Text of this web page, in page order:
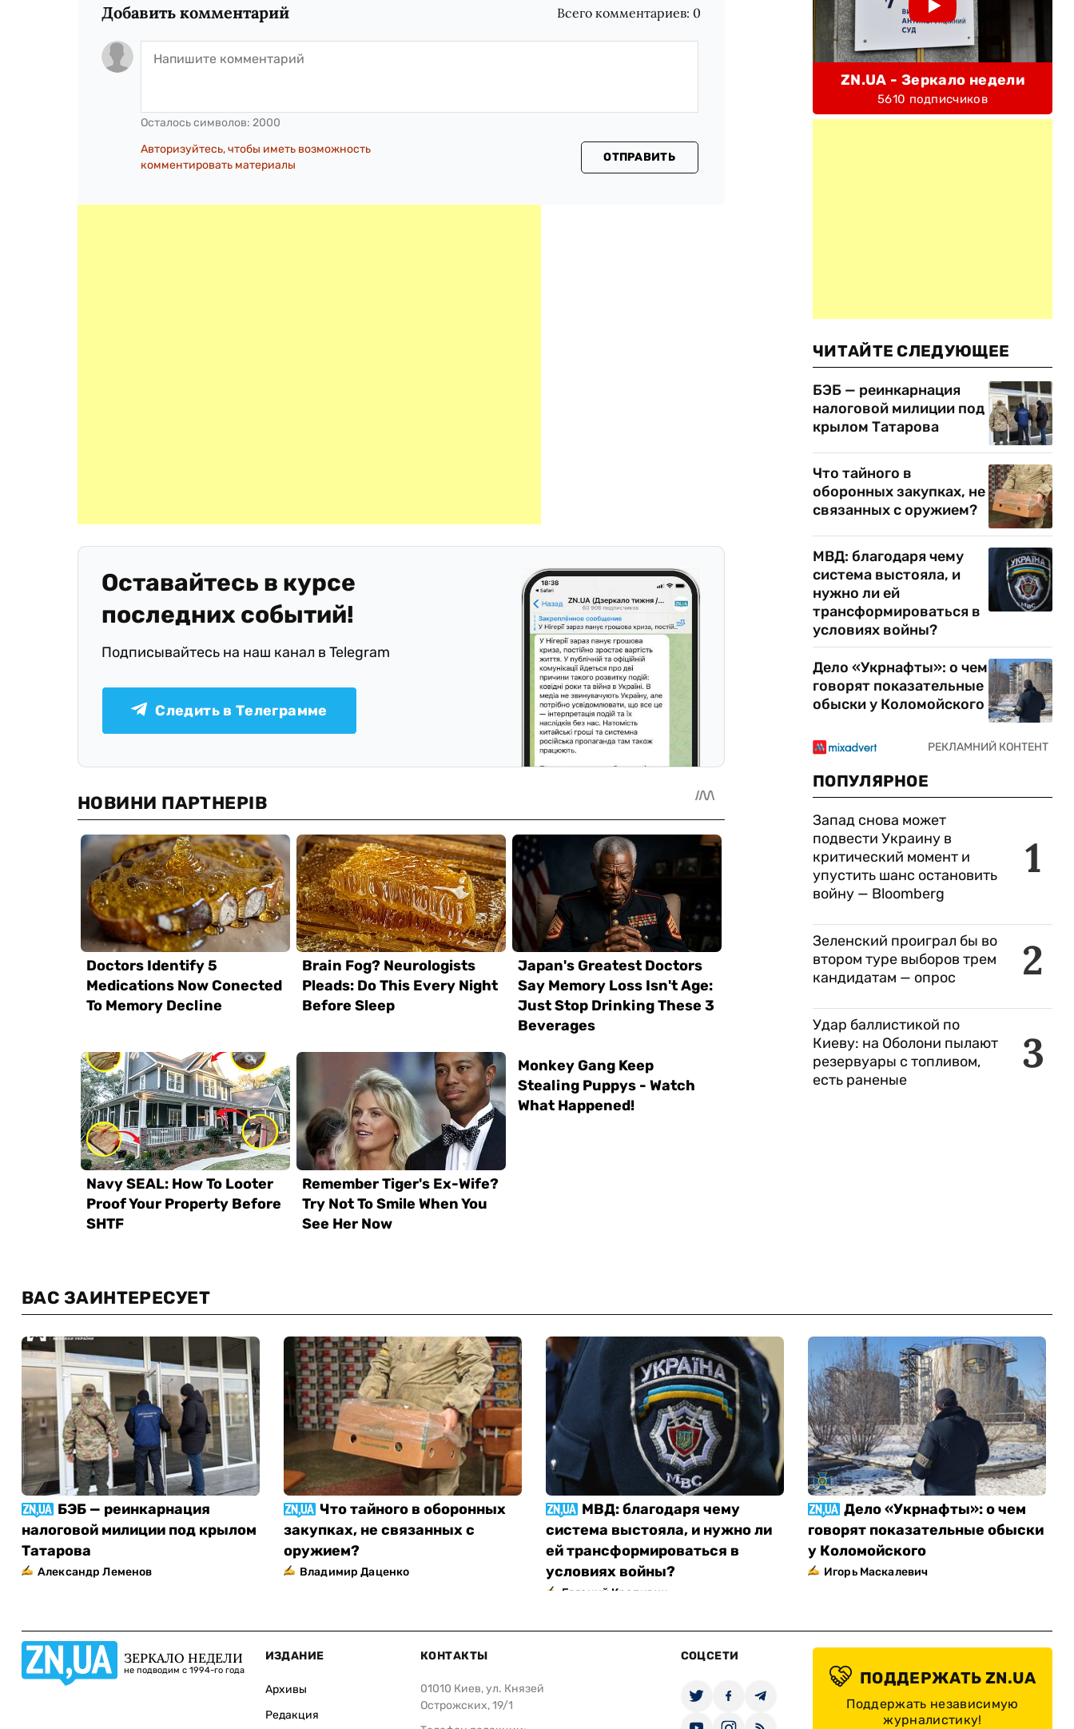
Добавить комментарий Всего комментариев: 0
Осталось символов: 2000
Авторизуйтесь, чтобы иметь возможность
комментировать материалы
ОТПРАВИТЬ
Оставайтесь в курсе
последних событий!
Подписывайтесь на наш канал в Telegram
Следить в Телеграмме
ZN.UA - Зеркало недели
5610 подписчиков
ЧИТАЙТЕ СЛЕДУЮЩЕЕ
БЭБ — реинкарнация
налоговой милиции под
крылом Татарова
Что тайного в
оборонных закупках, не
связанных с оружием?
МВД: благодаря чему
система выстояла, и
нужно ли ей
трансформироваться в
условиях войны?
Дело «Укрнафты»: о чем
говорят показательные
обыски у Коломойского
ПОПУЛЯРНОЕ
1
Запад снова может
подвести Украину в
критический момент и
упустить шанс остановить
войну — Bloomberg
2
Зеленский проиграл бы во
втором туре выборов трем
кандидатам — опрос
3
Удар баллистикой по
Киеву: на Оболони пылают
резервуары с топливом,
есть раненые
ВАС ЗАИНТЕРЕСУЕТ
БЭБ — реинкарнация
налоговой милиции под крылом
Татарова
Александр Леменов
Что тайного в оборонных
закупках, не связанных с
оружием?
Владимир Даценко
МВД: благодаря чему
система выстояла, и нужно ли
ей трансформироваться в
условиях войны?
Евгений Крапивин
Дело «Укрнафты»: о чем
говорят показательные обыски
у Коломойского
Игорь Маскалевич
ЗЕРКАЛО НЕДЕЛИ
не подводим с 1994-го года
ИЗДАНИЕ
Архивы
Редакция
КОНТАКТЫ
01010 Киев, ул. Князей
Острожских, 19/1
СОЦСЕТИ
ПОДДЕРЖАТЬ ZN.UA
Поддержать независимую
журналистику!